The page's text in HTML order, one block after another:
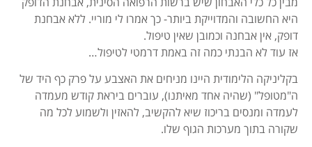
היא החשובה והמדוייקת ביותר- כך אמרו לי מוריי. ללא אבחנת
דופק, אין אבחנה וכמובן שאין טיפול.
אז עוד לא הבנתי כמה זה באמת דרמטי לטיפול…
בקליניקה הלימודית היינו מניחים את האצבע על פרק כף היד של
ה"מטופל" (שהיה אחד מאיתנו), עוברים ביראת קודש מעמדה
לעמדה ומנסים בריכוז שיא להקשיב, להאזין ולשמוע לכל מה
שקורה בתוך מערכות הגוף שלו.